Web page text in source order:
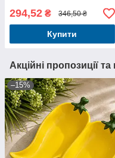
294,52 ₴ 346,50 ₴
Купити
Акційні пропозиції
–15%